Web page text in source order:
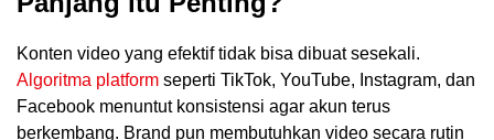
Konten video yang efektif tidak bisa dibuat sesekali.
Algoritma platform seperti TikTok, YouTube, Instagram, dan
Facebook menuntut konsistensi agar akun terus
berkembang. Brand pun membutuhkan video secara rutin